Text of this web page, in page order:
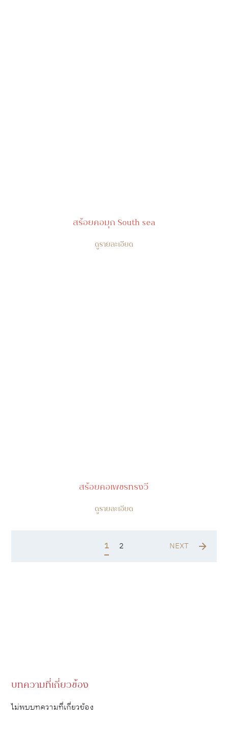
สร้อยคอมุก South sea
ดูรายละเอียด
สร้อยคอเพชรทรงวี
ดูรายละเอียด
1 2 NEXT
บทความที่เกี่ยวข้อง
ไม่พบบทความที่เกี่ยวข้อง